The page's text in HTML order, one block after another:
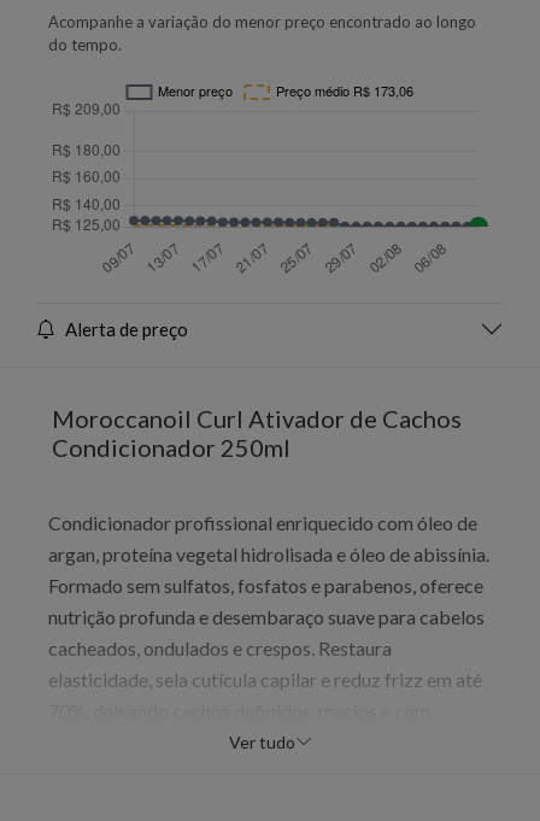
Acompanhe a variação do menor preço encontrado ao longo
do tempo.
Alerta de preço
Moroccanoil Curl Ativador de Cachos
Condicionador 250ml
Condicionador profissional enriquecido com óleo de
argan, proteína vegetal hidrolisada e óleo de abissínia.
Formado sem sulfatos, fosfatos e parabenos, oferece
nutrição profunda e desembaraço suave para cabelos
cacheados, ondulados e crespos. Restaura
elasticidade, sela cutícula capilar e reduz frizz em até
movimento natural. Tecnologia comprovada que
Ver tudo